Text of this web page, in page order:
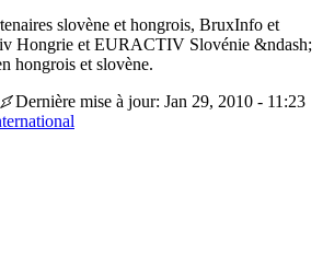
slovène et hongrois, BruxInfo et
Hongrie et EURACTIV Slovénie &ndash;
hongrois et slovène.
Dernière mise à jour: Jan 29, 2010 - 11:23